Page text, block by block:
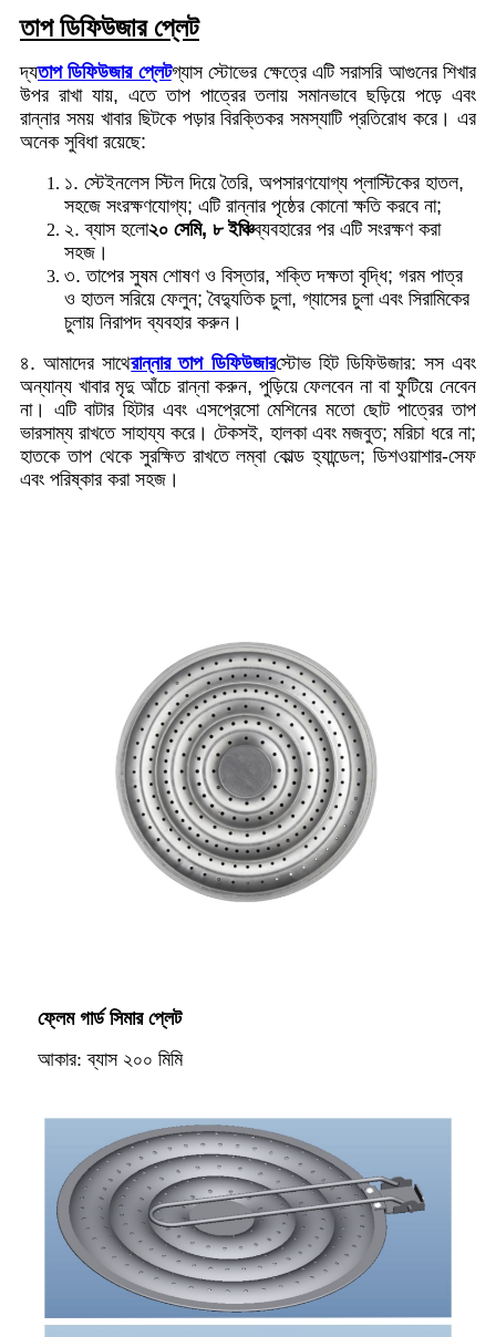
তাপ ডিফিউজার প্লেট
দ্যতাপ ডিফিউজার প্লেটগ্যাস স্টোভের ক্ষেত্রে এটি সরাসরি আগুনের শিখার
উপর রাখা যায়, এতে তাপ পাত্রের তলায় সমানভাবে ছড়িয়ে পড়ে এবং
রান্নার সময় খাবার ছিটকে পড়ার বিরক্তিকর সমস্যাটি প্রতিরোধ করে। এর
অনেক সুবিধা রয়েছে:
১. স্টেইনলেস স্টিল দিয়ে তৈরি, অপসারণযোগ্য প্লাস্টিকের হাতল,
সহজে সংরক্ষণযোগ্য; এটি রান্নার পৃষ্ঠের কোনো ক্ষতি করবে না;
২. ব্যাস হলো২০ সেমি, ৮ ইঞ্চিব্যবহারের পর এটি সংরক্ষণ করা
সহজ।
৩. তাপের সুষম শোষণ ও বিস্তার, শক্তি দক্ষতা বৃদ্ধি; গরম পাত্র
ও হাতল সরিয়ে ফেলুন; বৈদ্যুতিক চুলা, গ্যাসের চুলা এবং সিরামিকের
চুলায় নিরাপদ ব্যবহার করুন।
৪. আমাদের সাথেরান্নার তাপ ডিফিউজারস্টোভ হিট ডিফিউজার: সস এবং
অন্যান্য খাবার মৃদু আঁচে রান্না করুন, পুড়িয়ে ফেলবেন না বা ফুটিয়ে নেবেন
না। এটি বাটার হিটার এবং এসপ্রেসো মেশিনের মতো ছোট পাত্রের তাপ
ভারসাম্য রাখতে সাহায্য করে। টেকসই, হালকা এবং মজবুত; মরিচা ধরে না;
হাতকে তাপ থেকে সুরক্ষিত রাখতে লম্বা কোল্ড হ্যান্ডেল; ডিশওয়াশার-সেফ
এবং পরিষ্কার করা সহজ।
ফ্লেম গার্ড সিমার প্লেট
আকার: ব্যাস ২০০ মিমি